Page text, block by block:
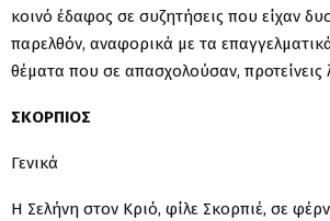
κοινό έδαφος σε συζητήσεις που είχαν
παρελθόν, αναφορικά με τα
θέματα που σε απασχολούσαν, προτείνεις
ΣΚΟΡΠΙΟΣ
Γενικά
Η Σελήνη στον Κριό, φίλε Σκορπιέ, σε